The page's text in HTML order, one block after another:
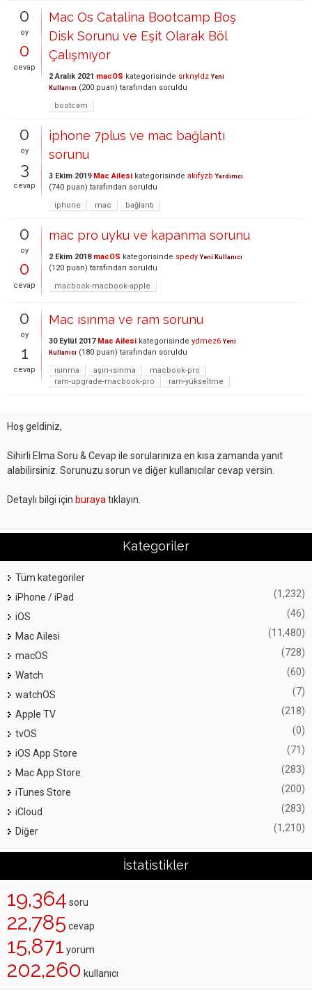
0
oy
0
cevap
Mac Os Catalina Bootcamp Boş
Disk Sorunu ve Eşit Olarak Böl
Çalışmıyor
2 Aralık 2021 macOS kategorisinde srknyldz Yeni
Kullanıcı (200 puan) tarafından soruldu
bootcam
0
oy
3
cevap
iphone 7plus ve mac bağlantı
sorunu
3 Ekim 2019 Mac Ailesi kategorisinde akifyzb Yardımcı
(740 puan) tarafından soruldu
iphone
mac bağlantı
0
oy
0
cevap
mac pro uyku ve kapanma sorunu
2 Ekim 2018 macOS kategorisinde spedy Yeni Kullanıcı
(120 puan) tarafından soruldu
macbook-macbook-apple
0
oy
1
cevap
Mac ısınma ve ram sorunu
30 Eylül 2017 Mac Ailesi kategorisinde ydmez6 Yeni
Kullanıcı (180 puan) tarafından soruldu
ısınma
aşırı-ısınma
macbook-pro
ram-upgrade-macbook-pro
ram-yükseltme
Hoş geldiniz,
Sihirli Elma Soru & Cevap ile sorularınıza en kısa zamanda yanıt
alabilirsiniz. Sorunuzu sorun ve diğer kullanıcılar cevap versin.
Detaylı bilgi için buraya tıklayın.
Kategoriler
Tüm kategoriler
iPhone / iPad
(1,232)
iOS (46)
Mac Ailesi (11,480)
macOS (728)
Watch (60)
watchOS (7)
Apple TV (218)
tvOS (0)
iOS App Store (71)
Mac App Store (283)
iTunes Store (200)
iCloud (283)
Diğer (1,210)
İstatistikler
19,364 soru
22,785 cevap
15,871 yorum
202,260 kullanıcı